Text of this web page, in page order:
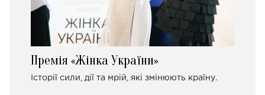
Премія «Жінка України»
Історії сили, дії та мрій, які змінюють країну.